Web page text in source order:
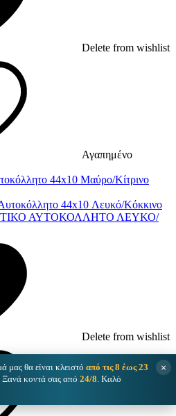
μας θα είναι κλειστό από τις 8 έως 23
Ξανά κοντά σας από 24/8. Καλό
×
Delete from wishlist
Αγαπημένο
44x10 Μαύρο/Κίτρινο
Delete from wishlist